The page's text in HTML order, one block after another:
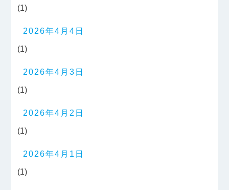
(1)
2026年4月4日
(1)
2026年4月3日
(1)
2026年4月2日
(1)
2026年4月1日
(1)